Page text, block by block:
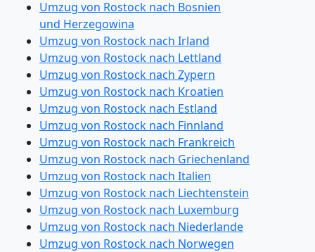
Umzug von Rostock nach Bosnien
und Herzegowina
Umzug von Rostock nach Irland
Umzug von Rostock nach Lettland
Umzug von Rostock nach Zypern
Umzug von Rostock nach Kroatien
Umzug von Rostock nach Estland
Umzug von Rostock nach Finnland
Umzug von Rostock nach Frankreich
Umzug von Rostock nach Griechenland
Umzug von Rostock nach Italien
Umzug von Rostock nach Liechtenstein
Umzug von Rostock nach Luxemburg
Umzug von Rostock nach Niederlande
Umzug von Rostock nach Norwegen